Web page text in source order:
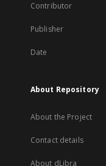
Contributor
Publisher
Date
About Repository
About the Project
Contact details
About dLibra